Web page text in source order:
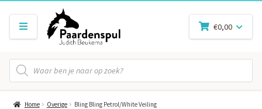
Producten
zoeken
€0,00
Home Overige Bling Bling Petrol/White Veiling